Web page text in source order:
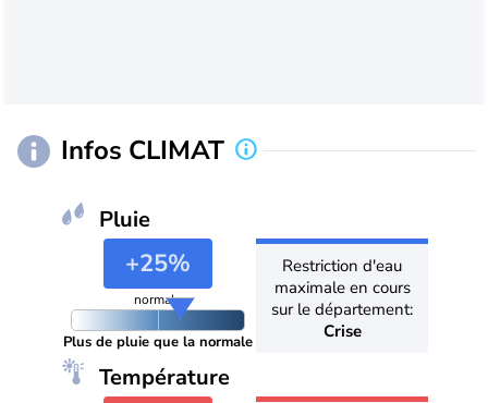
Infos CLIMAT
Pluie
+25%
normale
Plus de pluie que la normale
Restriction d'eau
maximale en cours
sur le département:
Crise
Température